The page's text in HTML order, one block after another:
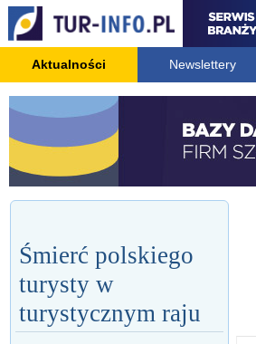
Aktualności Newslettery
Śmierć polskiego
turysty w
turystycznym raju